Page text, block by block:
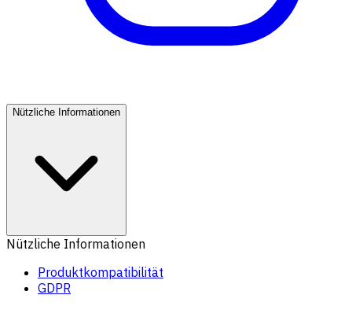
Nützliche Informationen
Nützliche Informationen
Produktkompatibilität
GDPR